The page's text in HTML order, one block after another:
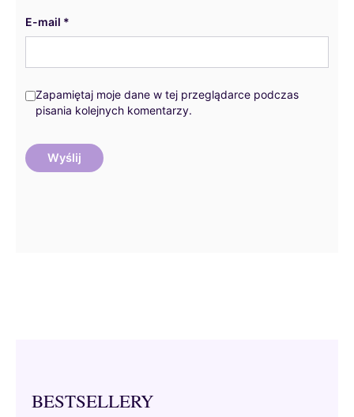
E-mail *
Zapamiętaj moje dane w tej przeglądarce podczas
pisania kolejnych komentarzy.
BESTSELLERY